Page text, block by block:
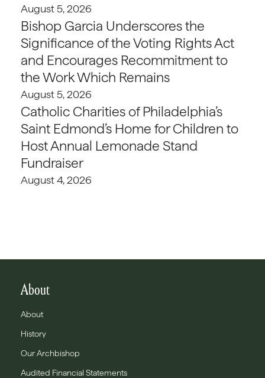
August 5, 2026
Bishop Garcia Underscores the
Significance of the Voting Rights Act
and Encourages Recommitment to
the Work Which Remains
August 5, 2026
Catholic Charities of Philadelphia’s
Saint Edmond’s Home for Children to
Host Annual Lemonade Stand
Fundraiser
August 4, 2026
About
About
History
Our Archbishop
Audited Financial Statements